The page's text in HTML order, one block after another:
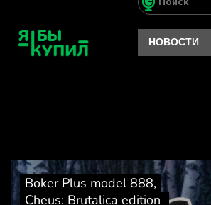
НОВОСТИ
Böker Plus model 888,
Cheus: Brutalica edition